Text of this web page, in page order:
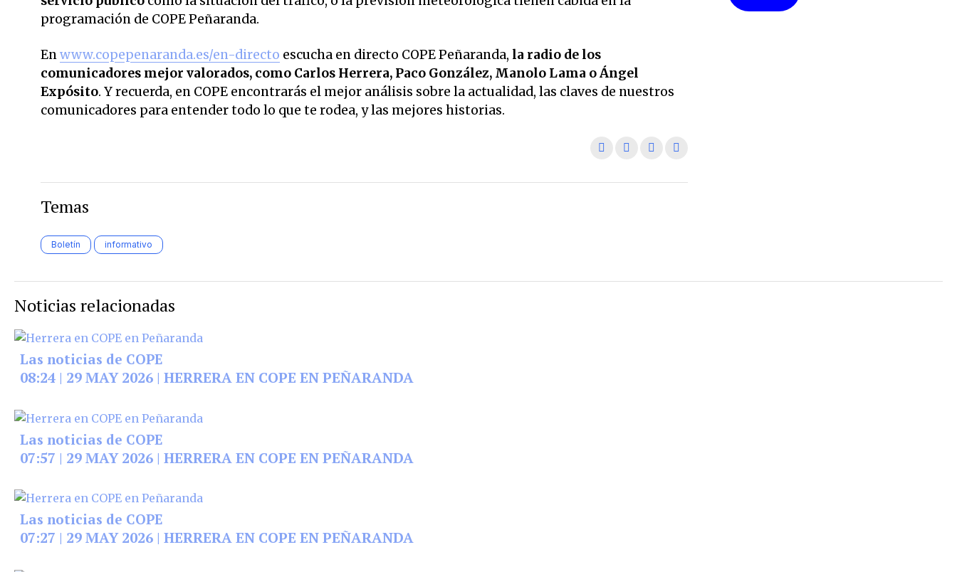
programación de COPE Peñaranda.
Enwww.copepenaranda.es/en-directo escucha en directo COPE Peñaranda, la radio de los
comunicadores mejor valorados, como Carlos Herrera, Paco González, Manolo Lama o Ángel
Expósito. Y recuerda, en COPE encontrarás el mejor análisis sobre la actualidad, las claves de nuestros
comunicadores para entender todo lo que te rodea, y las mejores historias.
Temas
Boletín informativo
Noticias relacionadas
Las noticias de COPE
08:24 | 29 MAY 2026 | HERRERA EN COPE EN PEÑARANDA
Las noticias de COPE
07:57 | 29 MAY 2026 | HERRERA EN COPE EN PEÑARANDA
Las noticias de COPE
07:27 | 29 MAY 2026 | HERRERA EN COPE EN PEÑARANDA